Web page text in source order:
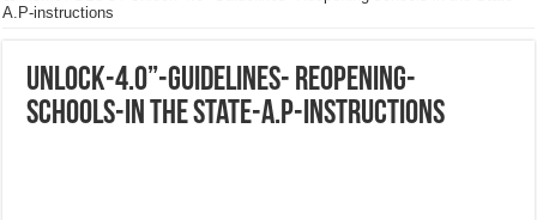
A.P-instructions
Unlock-4.0”-Guidelines- Reopening-
schools-in the State-A.P-instructions